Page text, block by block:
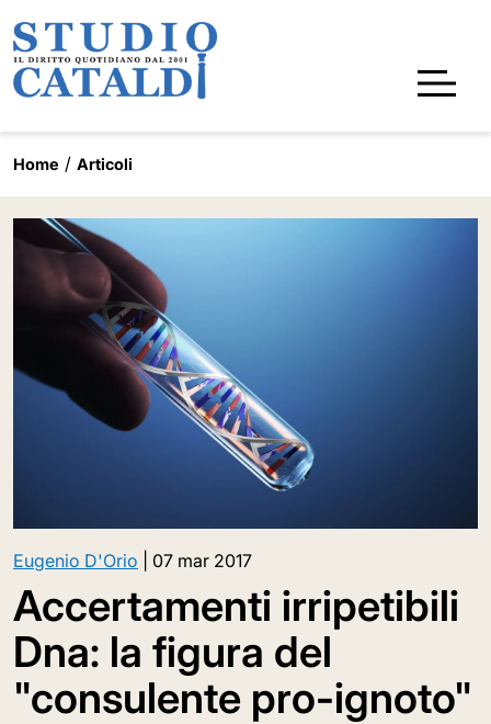
Home Articoli
Eugenio D'Orio 07 mar 2017
Accertamenti irripetibili
Dna: la figura del
"consulente pro-ignoto"